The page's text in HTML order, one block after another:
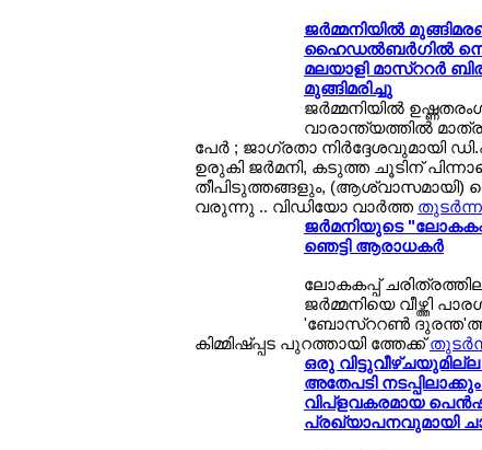
ജര്‍മ്മനിയില്‍
ഹൈഡല്‍ബര്‍ഗില്‍
മലയാളി മാസ്ററര്‍
മുങ്ങിമരിച്ചു
ജര്‍മ്മനിയില്‍
വാരാന്ത്യത്തില്‍
പേര്‍ ; ജാഗ്രതാ നിര്‍ദ്ദേശവുമായി
ഉരുകി ജര്‍മനി, കടുത്ത ചൂടിന്
തീപിടുത്തങ്ങളും, (ആശ്വാസമായി)
വരുന്നു .. വിഡിയോ വാര്‍ത്ത
ജര്‍മനിയുടെ
ഞെട്ടി ആരാധകര്‍
ലോകകപ്പ്
ജര്‍മ്മനിയെ വീഴ്ത്തി
'ബോസ്ററണ്‍
കിമ്മിഷ്പ്പട പുറത്തായി ത്തേക്ക്
ഒരു
അതേപടി
വിപ്ളവകരമായ
പ്രഖ്യാപനവുമായി